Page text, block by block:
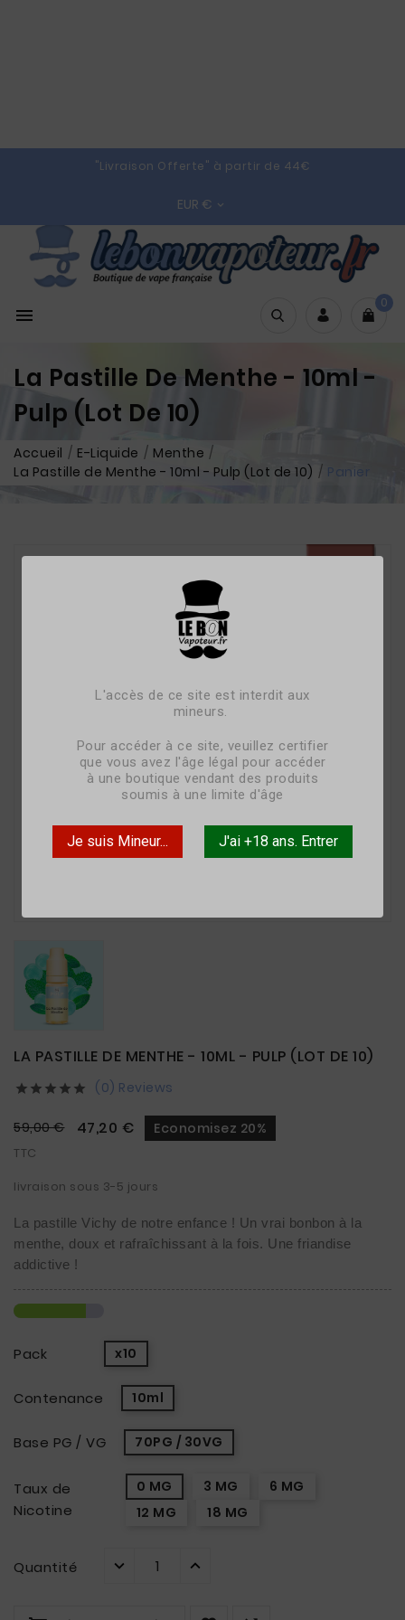
L'accès de ce site est interdit aux
mineurs.
Pour accéder à ce site, veuillez certifier
que vous avez l'âge légal pour accéder
à une boutique vendant des produits
soumis à une limite d'âge
Je suis Mineur... J'ai +18 ans. Entrer
"Livraison Offerte" à partir de 44€
EUR € 

0
La Pastille De Menthe - 10ml -
Pulp (Lot De 10)
Accueil E-Liquide
Menthe
La Pastille de Menthe - 10ml - Pulp (Lot de 10)
Panier
LA PASTILLE DE MENTHE - 10ML - PULP (LOT DE 10)
     (0) Reviews
59,00 € 47,20 € Economisez 20%
TTC
livraison sous 3-5 jours
La pastille Vichy de notre enfance ! Un vrai bonbon à la
menthe, doux et rafraîchissant à la fois. Une friandise
addictive !
Pack x10
Contenance 10ml
Base PG / VG 70PG / 30VG
Taux de
Nicotine
0 MG 3 MG
6 MG
12 MG
18 MG
Quantité